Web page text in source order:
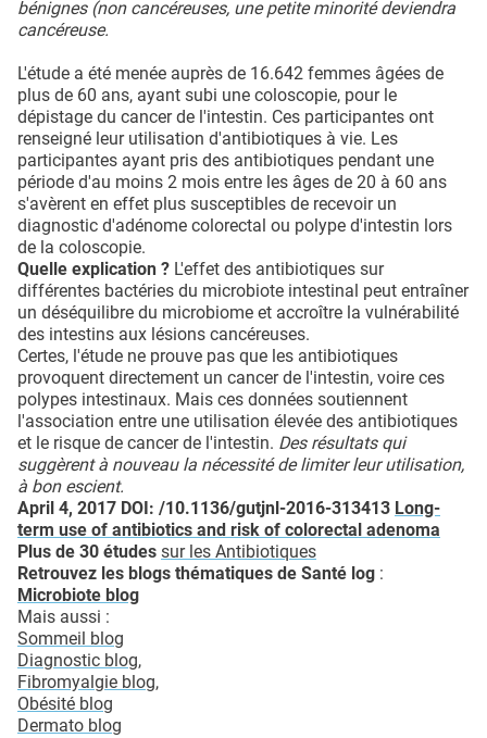
bénignes (non cancéreuses, une petite minorité deviendra
cancéreuse.
L'étude a été menée auprès de 16.642 femmes âgées de
plus de 60 ans, ayant subi une coloscopie, pour le
dépistage du cancer de l'intestin. Ces participantes ont
renseigné leur utilisation d'antibiotiques à vie. Les
participantes ayant pris des antibiotiques pendant une
période d'au moins 2 mois entre les âges de 20 à 60 ans
s'avèrent en effet plus susceptibles de recevoir un
diagnostic d'adénome colorectal ou polype d'intestin lors
de la coloscopie.
Quelle explication ? L'effet des antibiotiques sur
différentes bactéries du microbiote intestinal peut entraîner
un déséquilibre du microbiome et accroître la vulnérabilité
des intestins aux lésions cancéreuses.
Certes, l'étude ne prouve pas que les antibiotiques
provoquent directement un cancer de l'intestin, voire ces
polypes intestinaux. Mais ces données soutiennent
l'association entre une utilisation élevée des antibiotiques
et le risque de cancer de l'intestin. Des résultats qui
suggèrent à nouveau la nécessité de limiter leur utilisation,
à bon escient.
April 4, 2017 DOI: /10.1136/gutjnl-2016-313413 Long-
term use of antibiotics and risk of colorectal adenoma
Plus de 30 études sur les Antibiotiques
Retrouvez les blogs thématiques de Santé log :
Microbiote blog
Mais aussi :
Sommeil blog
Diagnostic blog,
Fibromyalgie blog,
Obésité blog
Dermato blog